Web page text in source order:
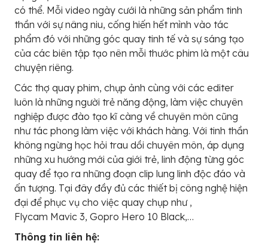
có thể. Mỗi video ngày cưới là những sản phẩm tinh
thần với sự nâng niu, cống hiến hết mình vào tác
phẩm đó với những góc quay tinh tế và sự sáng tạo
của các biên tập tạo nên mỗi thước phim là một câu
chuyện riêng.
Các thợ quay phim, chụp ảnh cùng với các editer
luôn là những người trẻ năng động, làm việc chuyên
nghiệp được đào tạo kĩ càng về chuyên môn cũng
như tác phong làm việc với khách hàng. Với tinh thần
không ngừng học hỏi trau dồi chuyên môn, áp dụng
những xu hướng mới của giới trẻ, linh động từng góc
quay để tạo ra những đoạn clip lung linh độc đáo và
ấn tượng. Tại đây đầy đủ các thiết bị công nghệ hiện
đại để phục vụ cho việc quay chụp như ,
Flycam Mavic 3, Gopro Hero 10 Black,…
Thông tin liên hệ: